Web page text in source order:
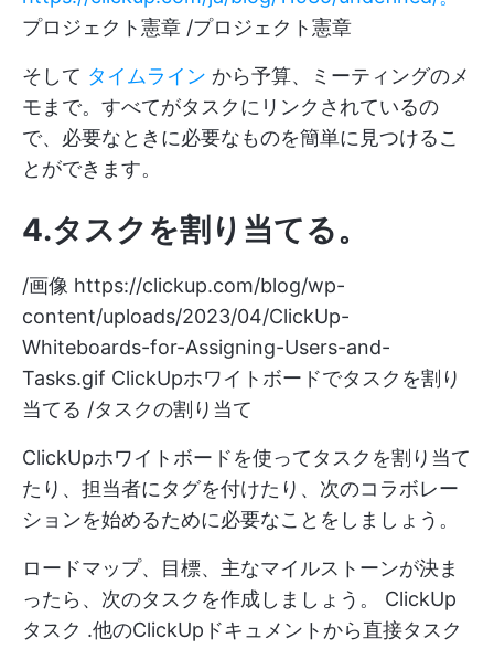
プロジェクト憲章 /プロジェクト憲章
そして タイムライン から予算、ミーティングのメ
モまで。すべてがタスクにリンクされているの
で、必要なときに必要なものを簡単に見つけるこ
とができます。
4.タスクを割り当てる。
/画像 https://clickup.com/blog/wp-
content/uploads/2023/04/ClickUp-
Whiteboards-for-Assigning-Users-and-
Tasks.gif ClickUpホワイトボードでタスクを割り
当てる /タスクの割り当て
ClickUpホワイトボードを使ってタスクを割り当て
たり、担当者にタグを付けたり、次のコラボレー
ションを始めるために必要なことをしましょう。
ロードマップ、目標、主なマイルストーンが決ま
ったら、次のタスクを作成しましょう。 ClickUp
タスク .他のClickUpドキュメントから直接タスク